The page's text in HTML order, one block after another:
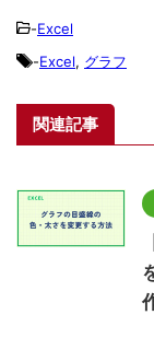
-Excel
-Excel, グラフ
関連記事